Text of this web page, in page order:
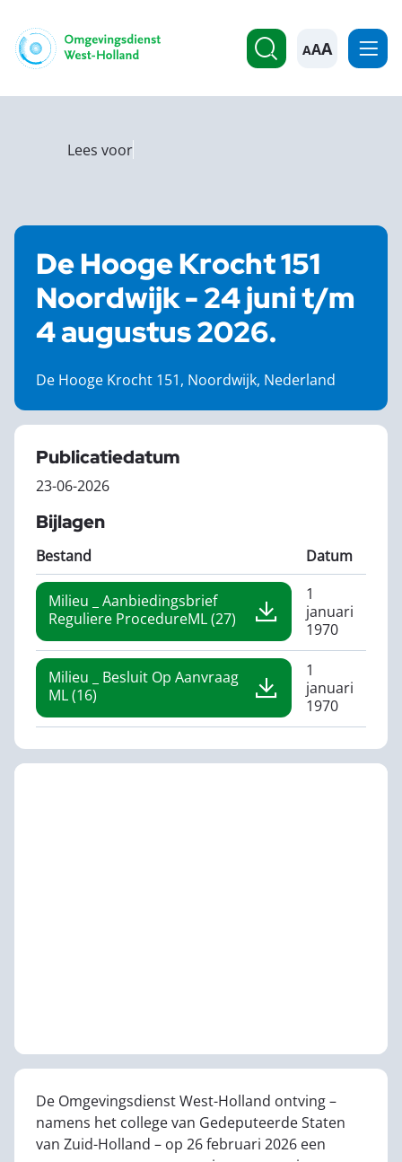
A
Lees voor
De Hooge Krocht 151
Noordwijk - 24 juni t/m
4 augustus 2026.
De Hooge Krocht 151, Noordwijk, Nederland
Publicatiedatum
23-06-2026
Bijlagen
Bestand Datum
Milieu _ Aanbiedingsbrief
Reguliere ProcedureML (27)
1
januari
1970
Milieu _ Besluit Op Aanvraag
ML (16)
1
januari
1970
De Omgevingsdienst West-Holland ontving –
namens het college van Gedeputeerde Staten
van Zuid-Holland – op 26 februari 2026 een